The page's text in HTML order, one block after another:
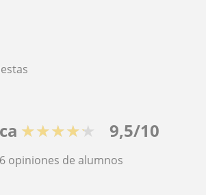
★★★★★ 9,5/10
opiniones de alumnos